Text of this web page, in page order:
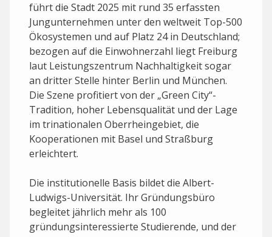
führt die Stadt 2025 mit rund 35 erfassten
Jungunternehmen unter den weltweit Top-500
Ökosystemen und auf Platz 24 in Deutschland;
bezogen auf die Einwohnerzahl liegt Freiburg
laut Leistungszentrum Nachhaltigkeit sogar
an dritter Stelle hinter Berlin und München.
Die Szene profitiert von der „Green City“-
Tradition, hoher Lebensqualität und der Lage
im trinationalen Oberrheingebiet, die
Kooperationen mit Basel und Straßburg
erleichtert.
Die institutionelle Basis bildet die Albert-
Ludwigs-Universität. Ihr Gründungsbüro
begleitet jährlich mehr als 100
gründungsinteressierte Studierende, und der